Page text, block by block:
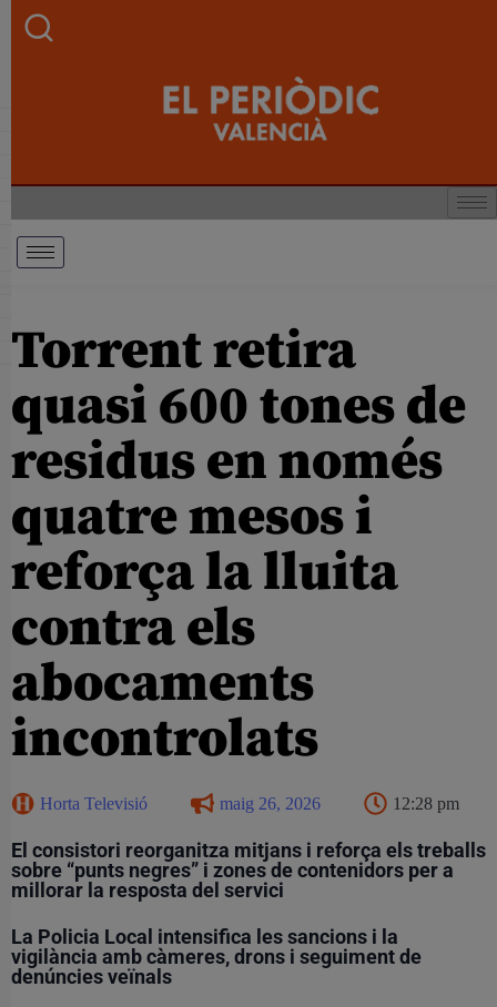
Torrent retira
quasi 600 tones de
residus en només
quatre mesos i
reforça la lluita
contra els
abocaments
incontrolats
Horta Televisió maig 26, 2026 12:28 pm
El consistori reorganitza mitjans i reforça els treballs
sobre “punts negres” i zones de contenidors per a
millorar la resposta del servici
La Policia Local intensifica les sancions i la
vigilància amb càmeres, drons i seguiment de
denúncies veïnals